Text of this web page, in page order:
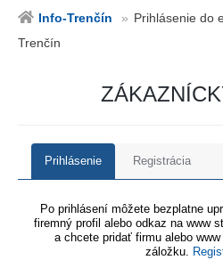
Info-Trenčín
Prihlásenie do
Trenčín
Prihlásenie Registrácia
Po prihlásení môžete bezplatne
firemný profil alebo odkaz na www
a chcete pridať firmu alebo
záložku.